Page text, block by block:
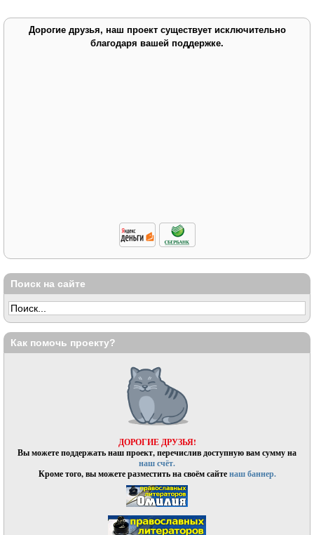
Дорогие друзья, наш проект существует исключительно
благодаря вашей поддержке.
Поиск на сайте
Как помочь проекту?
ДОРОГИЕ ДРУЗЬЯ!
Вы можете поддержать наш проект, перечислив доступную вам сумму на
наш счёт.
Кроме того, вы можете разместить на своём сайтенаш баннер.